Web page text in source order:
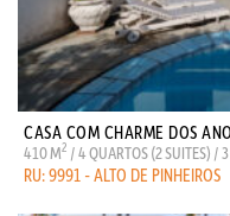
CASA COM CHARME DOS
410 M2 / 4 QUARTOS (2 SUITES) /
RU: 9991 - ALTO DE PINHEIROS